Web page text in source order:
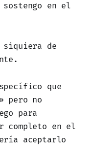
en el
siquiera de
que
pero no
para
completo en el
aceptarlo